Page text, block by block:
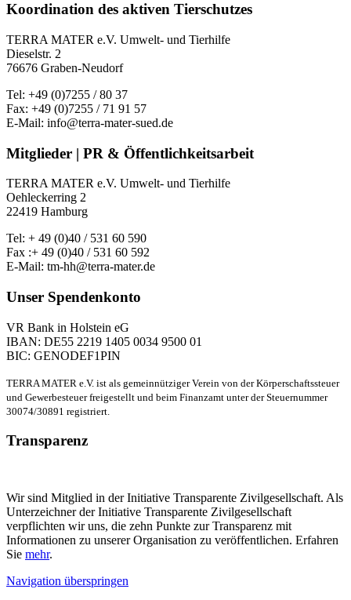
Koordination des aktiven Tierschutzes
TERRA MATER e.V. Umwelt- und Tierhilfe
Dieselstr. 2
76676 Graben-Neudorf
Tel: +49 (0)7255 / 80 37
Fax: +49 (0)7255 / 71 91 57
E-Mail: info@terra-mater-sued.de
Mitglieder | PR & Öffentlichkeitsarbeit
TERRA MATER e.V. Umwelt- und Tierhilfe
Oehleckerring 2
22419 Hamburg
Tel: + 49 (0)40 / 531 60 590
Fax :+ 49 (0)40 / 531 60 592
E-Mail: tm-hh@terra-mater.de
Unser Spendenkonto
VR Bank in Holstein eG
IBAN: DE55 2219 1405 0034 9500 01
BIC: GENODEF1PIN
TERRA MATER e.V. ist als gemeinnütziger Verein von der Körperschaftssteuer
und Gewerbesteuer freigestellt und beim Finanzamt unter der Steuernummer
30074/30891 registriert.
Transparenz
Wir sind Mitglied in der Initiative Transparente Zivilgesellschaft. Als
Unterzeichner der Initiative Transparente Zivilgesellschaft
verpflichten wir uns, die zehn Punkte zur Transparenz mit
Informationen zu unserer Organisation zu veröffentlichen. Erfahren
Sie mehr.
Navigation überspringen